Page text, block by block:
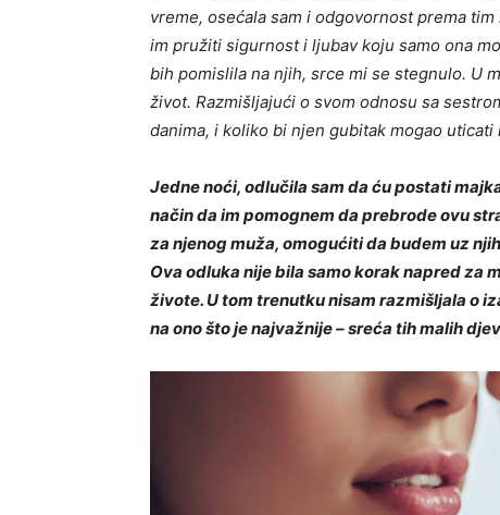
vreme, osećala sam i odgovornost prema
im pružiti sigurnost i ljubav koju samo ona
bih pomislila na njih, srce mi se stegnulo. U
život. Razmišljajući o svom odnosu sa
danima, i koliko bi njen gubitak mogao uticati
Jedne noći, odlučila sam da ću postati
način da im pomognem da prebrode ovu
za njenog muža, omogućiti da budem uz
Ova odluka nije bila samo korak napred za
živote. U tom trenutku nisam razmišljala o
na ono što je najvažnije – sreća tih malih